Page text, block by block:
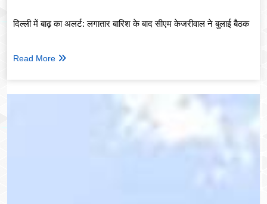
दिल्ली में बाढ़ का अलर्ट: लगातार बारिश के बाद सीएम केजरीवाल ने बुलाई बैठक
Read More